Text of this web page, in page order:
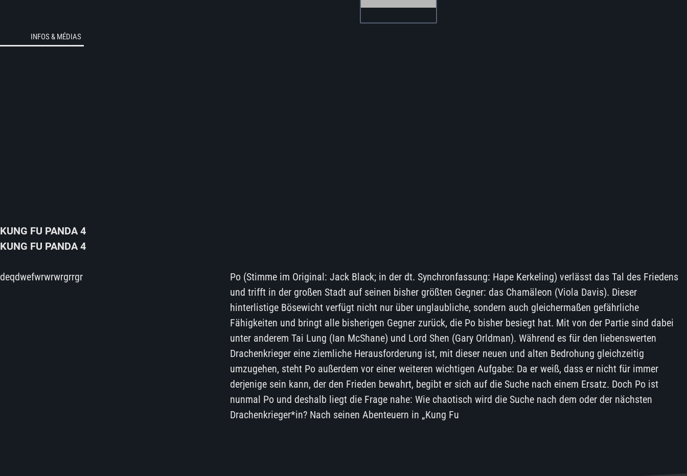
INFOS & MÉDIAS
KUNG FU PANDA 4
KUNG FU PANDA 4
deqdwefwrwrwrgrrgr
Po (Stimme im Original: Jack Black; in der dt. Synchronfassung: Hape Kerkeling) verlässt das Tal des Friedens
und trifft in der großen Stadt auf seinen bisher größten Gegner: das Chamäleon (Viola Davis). Dieser
hinterlistige Bösewicht verfügt nicht nur über unglaubliche, sondern auch gleichermaßen gefährliche
Fähigkeiten und bringt alle bisherigen Gegner zurück, die Po bisher besiegt hat. Mit von der Partie sind dabei
unter anderem Tai Lung (Ian McShane) und Lord Shen (Gary Orldman). Während es für den liebenswerten
Drachenkrieger eine ziemliche Herausforderung ist, mit dieser neuen und alten Bedrohung gleichzeitig
umzugehen, steht Po außerdem vor einer weiteren wichtigen Aufgabe: Da er weiß, dass er nicht für immer
derjenige sein kann, der den Frieden bewahrt, begibt er sich auf die Suche nach einem Ersatz. Doch Po ist
nunmal Po und deshalb liegt die Frage nahe: Wie chaotisch wird die Suche nach dem oder der nächsten
Drachenkrieger*in? Nach seinen Abenteuern in „Kung Fu